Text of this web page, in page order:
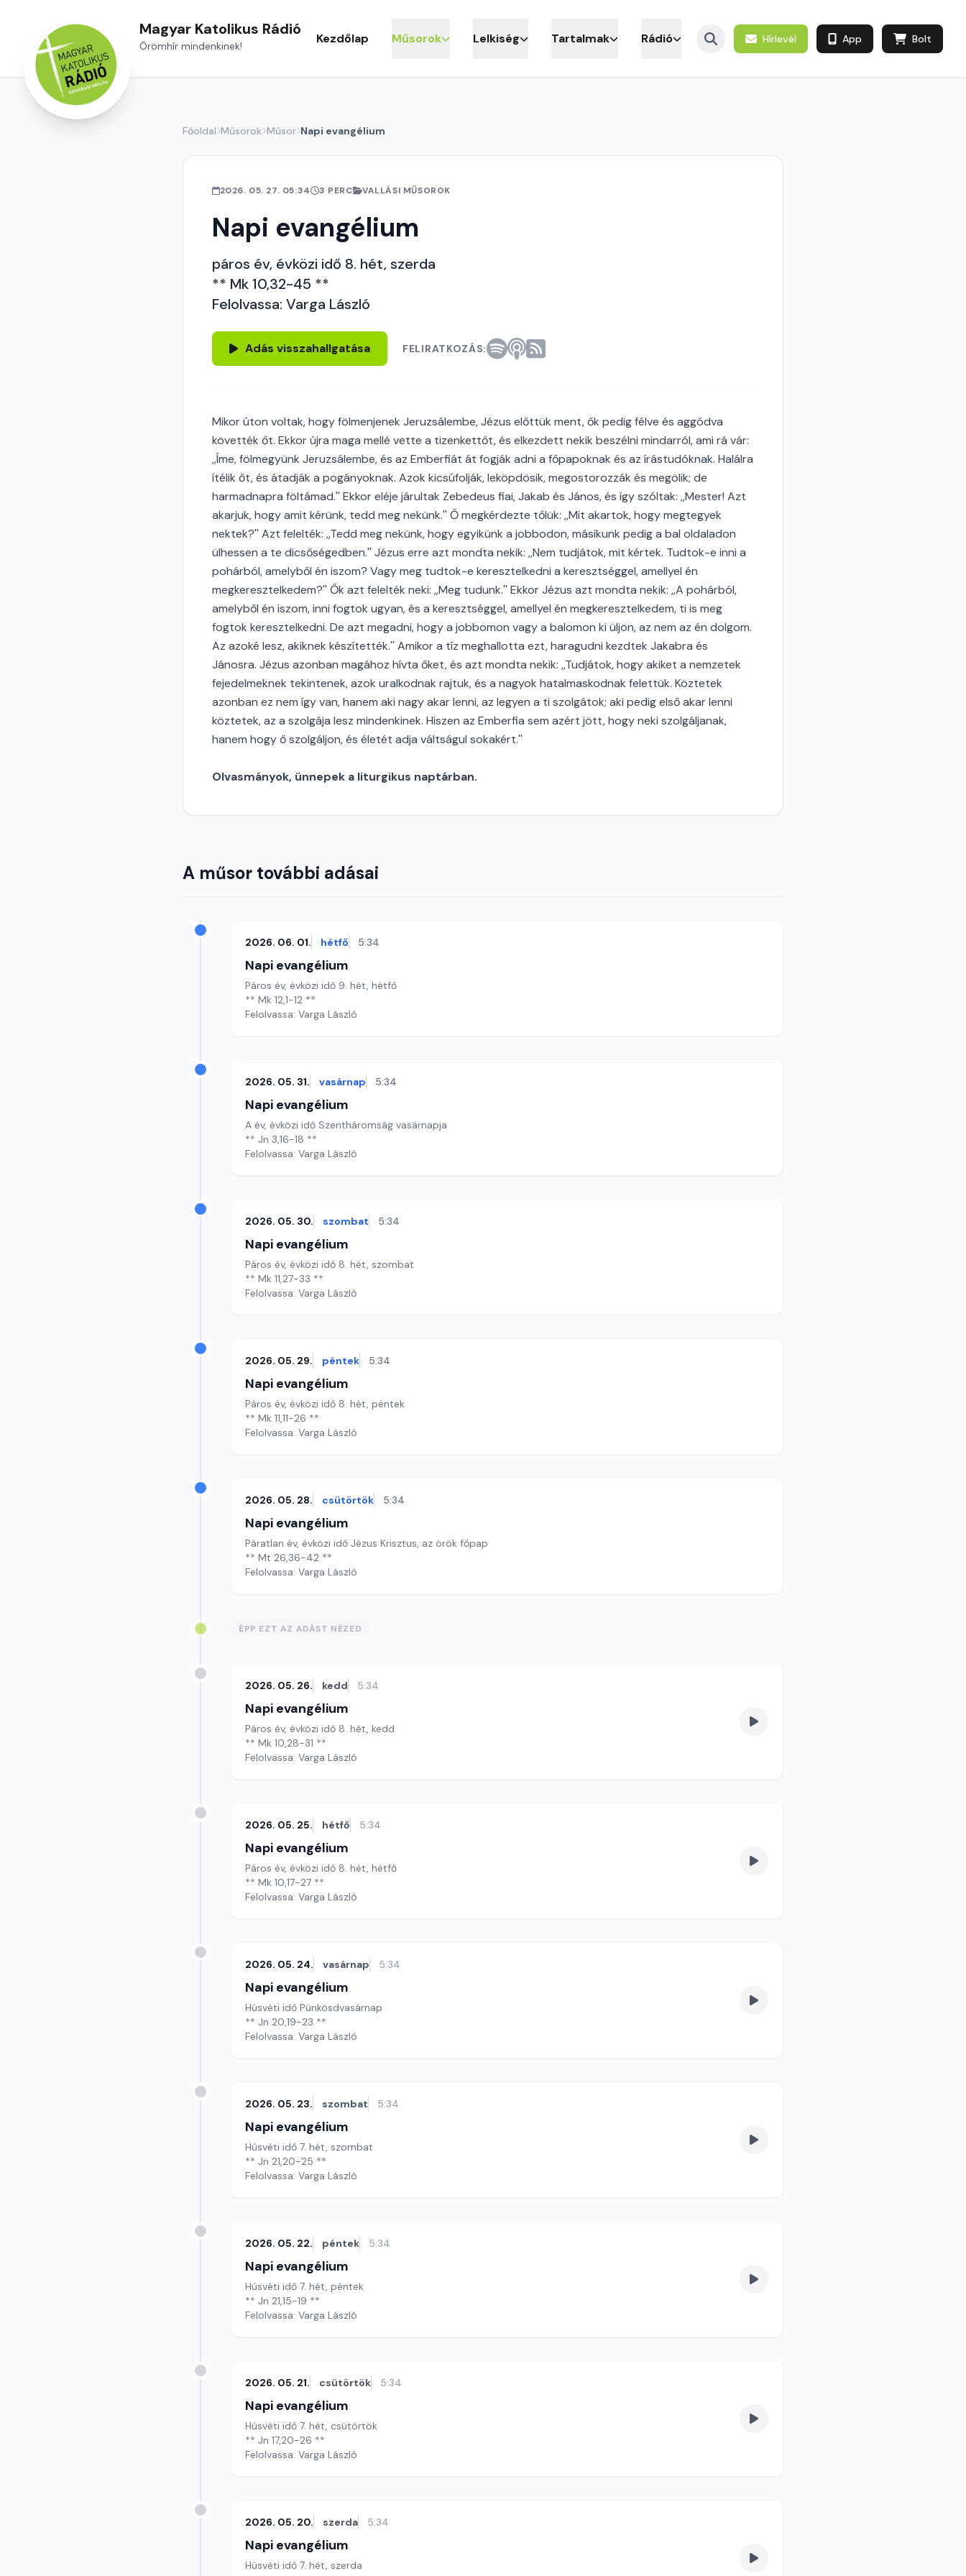
Magyar Katolikus Rádió
Örömhír mindenkinek! Kezdőlap Műsorok Lelkiség Tartalmak Rádió Hírlevél App Bolt
Főoldal Műsorok Műsor Napi evangélium
2026. 05. 27. 05:34 3 PERC VALLÁSI MŰSOROK
Napi evangélium
páros év, évközi idő 8. hét, szerda
** Mk 10,32-45 **
Felolvassa: Varga László
Adás visszahallgatása FELIRATKOZÁS:
Mikor úton voltak, hogy fölmenjenek Jeruzsálembe, Jézus előttük ment, ők pedig félve és aggódva
követték őt. Ekkor újra maga mellé vette a tizenkettőt, és elkezdett nekik beszélni mindarról, ami rá vár:
,,Íme, fölmegyünk Jeruzsálembe, és az Emberfiát át fogják adni a főpapoknak és az írástudóknak. Halálra
ítélik őt, és átadják a pogányoknak. Azok kicsúfolják, leköpdösik, megostorozzák és megölik; de
harmadnapra föltámad.'' Ekkor eléje járultak Zebedeus fiai, Jakab és János, és így szóltak: ,,Mester! Azt
akarjuk, hogy amit kérünk, tedd meg nekünk.'' Ő megkérdezte tőlük: ,,Mit akartok, hogy megtegyek
nektek?'' Azt felelték: ,,Tedd meg nekünk, hogy egyikünk a jobbodon, másikunk pedig a bal oldaladon
ülhessen a te dicsőségedben.'' Jézus erre azt mondta nekik: ,,Nem tudjátok, mit kértek. Tudtok-e inni a
pohárból, amelyből én iszom? Vagy meg tudtok-e keresztelkedni a keresztséggel, amellyel én
megkeresztelkedem?'' Ők azt felelték neki: ,,Meg tudunk.'' Ekkor Jézus azt mondta nekik: ,,A pohárból,
amelyből én iszom, inni fogtok ugyan, és a keresztséggel, amellyel én megkeresztelkedem, ti is meg
fogtok keresztelkedni. De azt megadni, hogy a jobbomon vagy a balomon ki üljön, az nem az én dolgom.
Az azoké lesz, akiknek készítették.'' Amikor a tíz meghallotta ezt, haragudni kezdtek Jakabra és
Jánosra. Jézus azonban magához hívta őket, és azt mondta nekik: ,,Tudjátok, hogy akiket a nemzetek
fejedelmeknek tekintenek, azok uralkodnak rajtuk, és a nagyok hatalmaskodnak felettük. Köztetek
azonban ez nem így van, hanem aki nagy akar lenni, az legyen a ti szolgátok; aki pedig első akar lenni
köztetek, az a szolgája lesz mindenkinek. Hiszen az Emberfia sem azért jött, hogy neki szolgáljanak,
hanem hogy ő szolgáljon, és életét adja váltságul sokakért.''
Olvasmányok, ünnepek a liturgikus naptárban.
A műsor további adásai
2026. 06. 01. hétfő 5:34
Napi evangélium
Páros év, évközi idő 9. hét, hétfő
** Mk 12,1-12 **
Felolvassa: Varga László
2026. 05. 31. vasárnap 5:34
Napi evangélium
A év, évközi idő Szentháromság vasárnapja
** Jn 3,16-18 **
Felolvassa: Varga László
2026. 05. 30. szombat 5:34
Napi evangélium
Páros év, évközi idő 8. hét, szombat
** Mk 11,27-33 **
Felolvassa: Varga László
2026. 05. 29. péntek 5:34
Napi evangélium
Páros év, évközi idő 8. hét, péntek
** Mk 11,11-26 **
Felolvassa: Varga László
2026. 05. 28. csütörtök 5:34
Napi evangélium
Páratlan év, évközi idő Jézus Krisztus, az örök főpap
** Mt 26,36-42 **
Felolvassa: Varga László
ÉPP EZT AZ ADÁST NÉZED
2026. 05. 26. kedd 5:34
Napi evangélium
Páros év, évközi idő 8. hét, kedd
** Mk 10,28-31 **
Felolvassa: Varga László
2026. 05. 25. hétfő 5:34
Napi evangélium
Páros év, évközi idő 8. hét, hétfő
** Mk 10,17-27 **
Felolvassa: Varga László
2026. 05. 24. vasárnap 5:34
Napi evangélium
Húsvéti idő Pünkösdvasárnap
** Jn 20,19-23 **
Felolvassa: Varga László
2026. 05. 23. szombat 5:34
Napi evangélium
Húsvéti idő 7. hét, szombat
** Jn 21,20-25 **
Felolvassa: Varga László
2026. 05. 22. péntek 5:34
Napi evangélium
Húsvéti idő 7. hét, péntek
** Jn 21,15-19 **
Felolvassa: Varga László
2026. 05. 21. csütörtök 5:34
Napi evangélium
Húsvéti idő 7. hét, csütörtök
** Jn 17,20-26 **
Felolvassa: Varga László
2026. 05. 20. szerda 5:34
Napi evangélium
Húsvéti idő 7. hét, szerda